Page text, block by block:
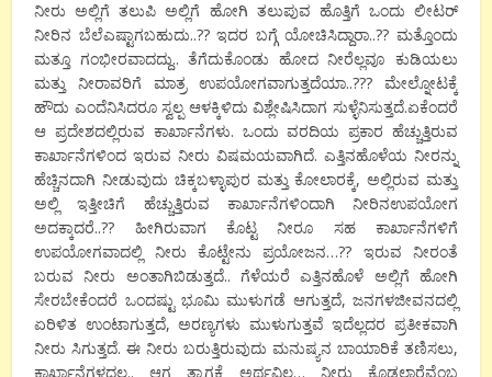
ನೀರು ಅಲ್ಲಿಗೆ ತಲುಪಿ ಅಲ್ಲಿಗೆ ಹೋಗಿ ತಲುಪುವ ಹೊತ್ತಿಗೆ ಒಂದು ಲೀಟರ್
ನೀರಿನ ಬೆಲೆಎಷ್ಟಾಗಬಹುದು..??ಇದರ ಬಗ್ಗೆ ಯೋಚಿಸಿದ್ದಾರಾ..?? ಮತ್ತೊಂದು
ಮತ್ತೂ ಗಂಭೀರವಾದದ್ದು..ತೆಗೆದುಕೊಂಡು ಹೋದ ನೀರೆಲ್ಲವೂ ಕುಡಿಯಲು
ಮತ್ತು
ನೀರಾವರಿಗೆ ಮಾತ್ರ ಉಪಯೋಗವಾಗುತ್ತದೆಯಾ..??? ಮೇಲ್ನೋಟಕ್ಕೆ
ಹೌದು ಎಂದೆನಿಸಿದರೂ ಸ್ವಲ್ಪ ಆಳಕ್ಕಿಳಿದು ವಿಶ್ಲೇಷಿಸಿದಾಗ ಸುಳ್ಳೆನಿಸುತ್ತದೆ.ಏಕೆಂದರೆ
ಆ ಪ್ರದೇಶದಲ್ಲಿರುವ ಕಾರ್ಖಾನೆಗಳು. ಒಂದು ವರದಿಯ ಪ್ರಕಾರ ಹೆಚ್ಚುತ್ತಿರುವ
ಕಾರ್ಖಾನೆಗಳಿಂದ ಇರುವ ನೀರು ವಿಷಮಯವಾಗಿದೆ. ಎತ್ತಿನಹೊಳೆಯ ನೀರನ್ನು
ಹೆಚ್ಚಿನದಾಗಿ ನೀಡುವುದು ಚಿಕ್ಕಬಳ್ಳಾಪುರ ಮತ್ತು ಕೋಲಾರಕ್ಕೆ,ಅಲ್ಲಿರುವ ಮತ್ತು
ಅಲ್ಲಿ
ಇತ್ತೀಚಿಗೆ ಹೆಚ್ಚುತ್ತಿರುವ ಕಾರ್ಖಾನೆಗಳಿಂದಾಗಿ ನೀರಿನಉಪಯೋಗ
ಅದಕ್ಕಾದರೆ..?? ಹೀಗಿರುವಾಗ ಕೊಟ್ಟ ನೀರೂ ಸಹ
ಕಾರ್ಖಾನೆಗಳಿಗೆ
ಉಪಯೋಗವಾದಲ್ಲಿ
ನೀರು ಕೊಟ್ಟೇನು ಪ್ರಯೋಜನ…?? ಇರುವ ನೀರಂತೆ
ಬರುವ ನೀರು ಅಂತಾಗಿಬಿಡುತ್ತದೆ.. ಗೆಳೆಯರೆ ಎತ್ತಿನಹೊಳೆ ಅಲ್ಲಿಗೆ ಹೋಗಿ
ಸೇರಬೇಕೆಂದರೆ ಒಂದಷ್ಟು ಭೂಮಿ ಮುಳುಗಡೆ ಆಗುತ್ತದೆ, ಜನಗಳಜೀವನದಲ್ಲಿ
ಏರಿಳಿತ ಉಂಟಾಗುತ್ತದೆ,ಅರಣ್ಯಗಳು ಮುಳುಗುತ್ತವೆ ಇದೆಲ್ಲದರ ಪ್ರತೀಕವಾಗಿ
ನೀರು ಸಿಗುತ್ತದೆ.ಈ ನೀರು ಬರುತ್ತಿರುವುದು ಮನುಷ್ಯನ ಬಾಯಾರಿಕೆ ತಣಿಸಲು,
ಕಾರ್ಖಾನೆಗಳದ್ದಲ್ಲ..ಆಗ ತ್ಯಾಗಕ್ಕೆ ಅರ್ಥವಿಲ್ಲ… ನೀರು
ಕೊಡಲಾರೆವೆಂಬ